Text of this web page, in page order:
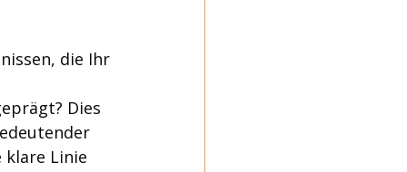
die Ihr
Dies
klare Linie